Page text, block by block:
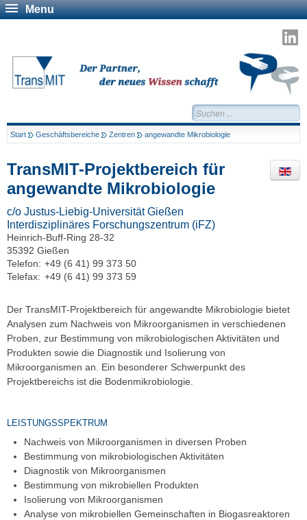
Menu
Suchen...
Start Geschäftsbereiche Zentren angewandte Mikrobiologie
TransMIT-Projektbereich für
angewandte Mikrobiologie
c/o Justus-Liebig-Universität Gießen
Interdisziplinäres Forschungszentrum (iFZ)
Heinrich-Buff-Ring 28-32
35392 Gießen
Telefon: +49 (6 41) 99 373 50
Telefax: +49 (6 41) 99 373 59
Der TransMIT-Projektbereich für angewandte Mikrobiologie bietet
Analysen zum Nachweis von Mikroorganismen in verschiedenen
Proben, zur Bestimmung von mikrobiologischen Aktivitäten und
Produkten sowie die Diagnostik und Isolierung von
Mikroorganismen an. Ein besonderer Schwerpunkt des
Projektbereichs ist die Bodenmikrobiologie.
LEISTUNGSSPEKTRUM
Nachweis von Mikroorganismen in diversen Proben
Bestimmung von mikrobiologischen Aktivitäten
Diagnostik von Mikroorganismen
Bestimmung von mikrobiellen Produkten
Isolierung von Mikroorganismen
Analyse von mikrobiellen Gemeinschaften in Biogasreaktoren